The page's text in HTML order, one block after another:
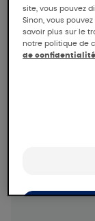
site, vous pouvez
Sinon, vous
savoir plus sur le
notre politique de
de confidentialité